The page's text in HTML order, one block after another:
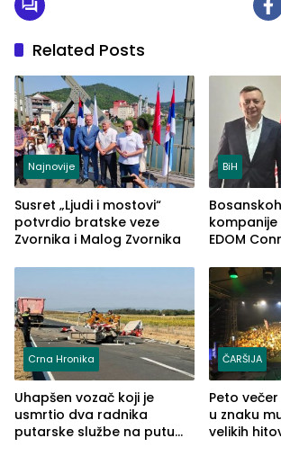
Related Posts
Najnovije
Susret „Ljudi i mostovi“
potvrdio bratske veze
Zvornika i Malog Zvornika
BiH
kompanije
EDOM
Crna Hronika
Uhapšen vozač koji je
usmrtio dva radnika
putarske službe na putu
ČARŠIJA
Peto
u znaku
velikih